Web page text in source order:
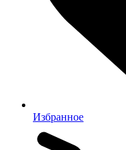
Избранное